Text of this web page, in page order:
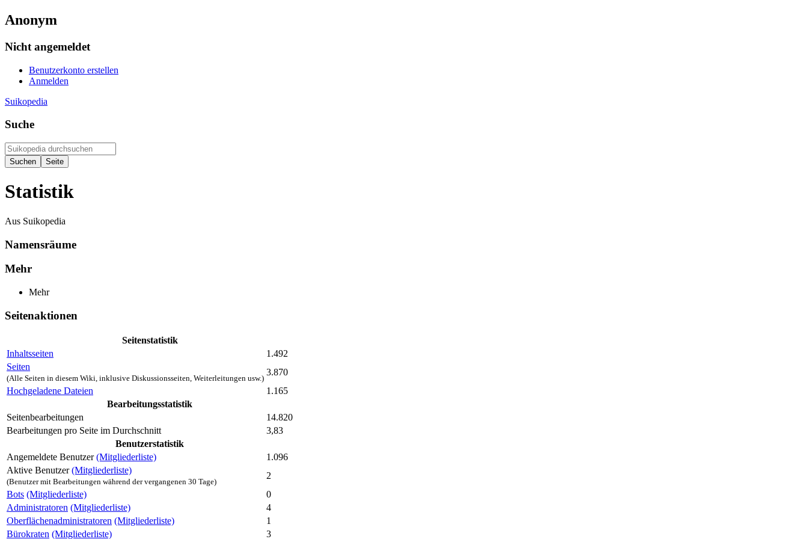
Anonym
Nicht angemeldet
Benutzerkonto erstellen
Anmelden
Suikopedia
Suche
Statistik
Aus Suikopedia
Namensräume
Mehr
Mehr
Seitenaktionen
Seitenstatistik
Inhaltsseiten
1.492
Seiten
(Alle Seiten in diesem Wiki, inklusive Diskussionsseiten, Weiterleitungen usw.)
3.870
Hochgeladene Dateien
1.165
Bearbeitungsstatistik
Seitenbearbeitungen
14.820
Bearbeitungen pro Seite im Durchschnitt
3,83
Benutzerstatistik
Angemeldete Benutzer(Mitgliederliste)
1.096
Aktive Benutzer(Mitgliederliste)
(Benutzer mit Bearbeitungen während der vergangenen 30 Tage)
2
Bots (Mitgliederliste)
0
Administratoren (Mitgliederliste)
4
Oberflächenadministratoren (Mitgliederliste)
1
Bürokraten (Mitgliederliste)
3